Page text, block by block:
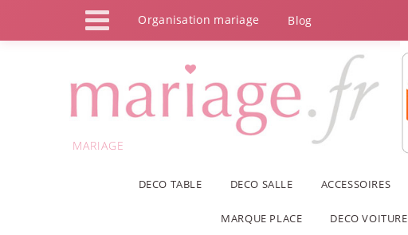
Organisation mariage Blog
MARIAGE
DECO TABLE DECO SALLE ACCESSOIRES
MARQUE PLACE DECO VOITURE
Panneau de gestion des cookies